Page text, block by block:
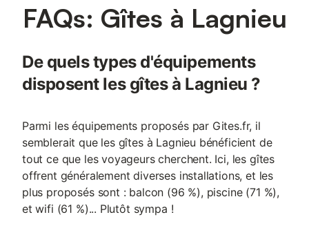
FAQs: Gîtes à Lagnieu
De quels types d'équipements
disposent les gîtes à Lagnieu ?
Parmi les équipements proposés par Gites.fr, il
semblerait que les gîtes à Lagnieu bénéficient de
tout ce que les voyageurs cherchent. Ici, les gîtes
offrent généralement diverses installations, et les
plus proposés sont : balcon (96 %), piscine (71 %),
et wifi (61 %)... Plutôt sympa !